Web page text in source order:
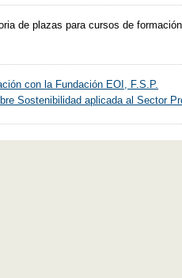
de plazas para cursos de
con la Fundación EOI, F.S.P.
Sostenibilidad aplicada al Sector